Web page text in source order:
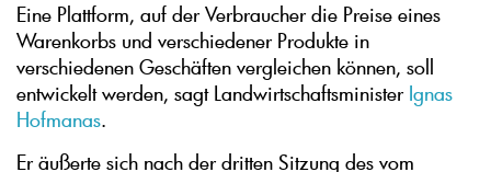
Eine Plattform, auf der Verbraucher die Preise eines
Warenkorbs und verschiedener Produkte in
verschiedenen Geschäften vergleichen können, soll
entwickelt werden, sagt Landwirtschaftsminister Ignas
Hofmanas.
Er äußerte sich nach der dritten Sitzung des vom